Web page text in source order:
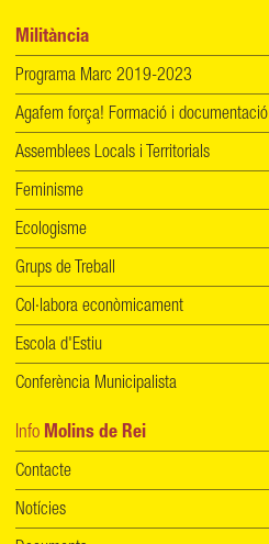
Militància
Programa Marc 2019-2023
Agafem força! Formació i documentació
Assemblees Locals i Territorials
Feminisme
Ecologisme
Grups de Treball
Col·labora econòmicament
Escola d'Estiu
Conferència Municipalista
Info Molins de Rei
Contacte
Notícies